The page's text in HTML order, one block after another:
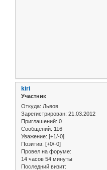
kiri
Участник
Откуда: Львов
Зарегистрирован: 21.03.2012
Приглашений: 0
Сообщений: 116
Уважение: [+1/-0]
Позитив: [+0/-0]
Провел на форуме:
14 часов 54 минуты
Последний визит: